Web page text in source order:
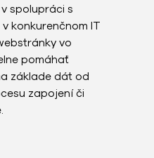
spolupráci s
konkurenčnom IT
vo
pomáhať
základe dát od
zapojení či